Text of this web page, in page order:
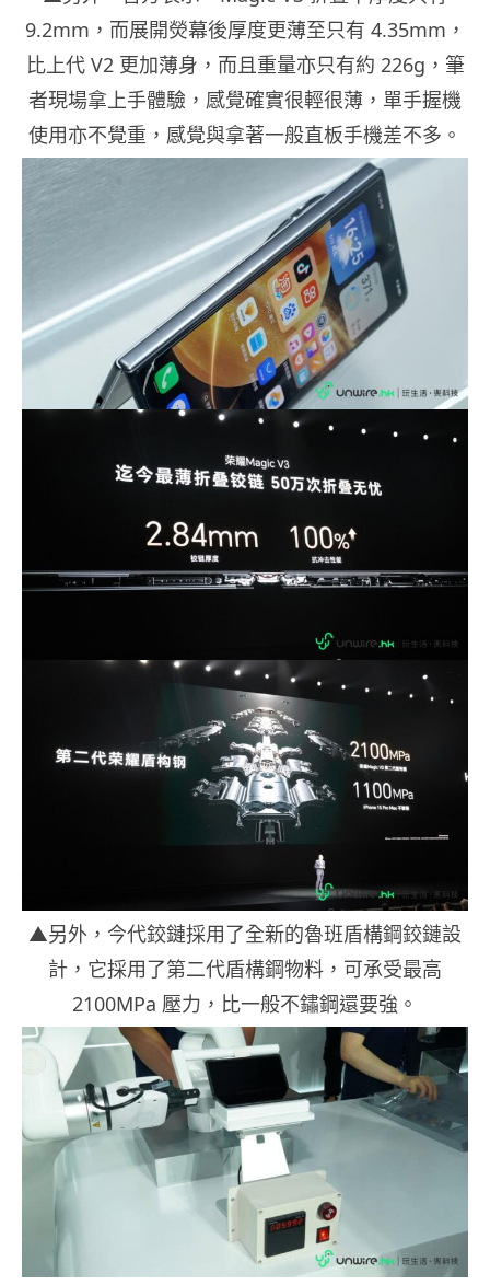
9.2mm，而展開熒幕後厚度更薄至只有 4.35mm，
比上代 V2 更加薄身，而且重量亦只有約 226g，筆
者現場拿上手體驗，感覺確實很輕很薄，單手握機
使用亦不覺重，感覺與拿著一般直板手機差不多。
▲另外，今代鉸鏈採用了全新的魯班盾構鋼鉸鏈設
計，它採用了第二代盾構鋼物料，可承受最高
2100MPa 壓力，比一般不鏽鋼還要強。